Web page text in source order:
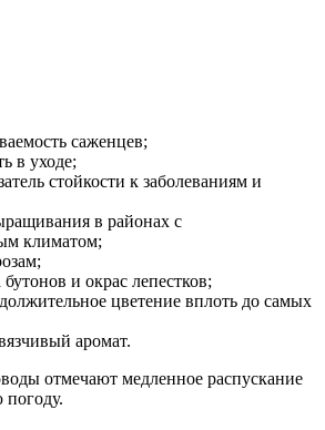
саженцев;
в уходе;
стойкости к заболеваниям и
в районах с
климатом;
и окрас лепестков;
цветение вплоть до самых
аромат.
отмечают медленное распускание